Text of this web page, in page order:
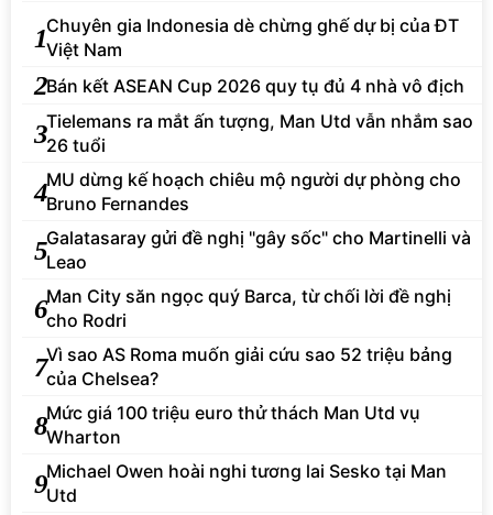
1Chuyên gia Indonesia dè chừng ghế dự bị của ĐT
Việt Nam
2Bán kết ASEAN Cup 2026 quy tụ đủ 4 nhà vô địch
3Tielemans ra mắt ấn tượng, Man Utd vẫn nhắm sao
26 tuổi
4MU dừng kế hoạch chiêu mộ người dự phòng cho
Bruno Fernandes
5Galatasaray gửi đề nghị "gây sốc" cho Martinelli và
Leao
6Man City săn ngọc quý Barca, từ chối lời đề nghị
cho Rodri
7Vì sao AS Roma muốn giải cứu sao 52 triệu bảng
của Chelsea?
8Mức giá 100 triệu euro thử thách Man Utd vụ
Wharton
9Michael Owen hoài nghi tương lai Sesko tại Man
Utd